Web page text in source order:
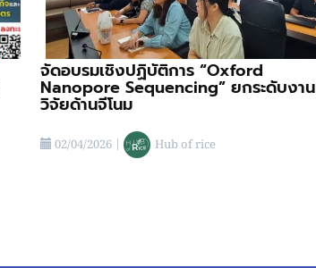
จัดอบรมเชิงปฏิบัติการ “Oxford
Nanopore Sequencing” ยกระดับงาน
วิจัยด้านจีโนม
02/04/2026| Hub of rice